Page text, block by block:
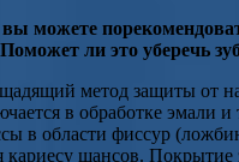
ли это уберечь
метод защиты от
в обработке эмали
в области фиссур
шансов.